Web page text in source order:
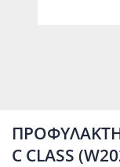
C CLASS